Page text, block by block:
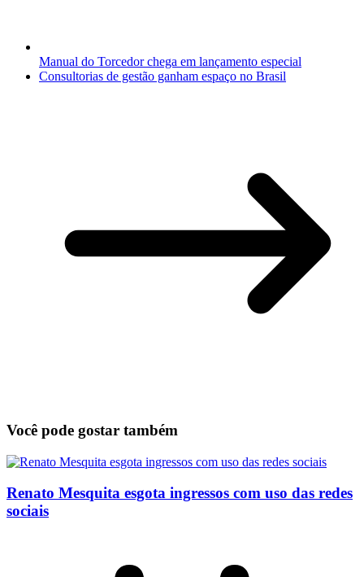
Manual do Torcedor chega em lançamento especial
Consultorias de gestão ganham espaço no Brasil
Você pode gostar também
Renato Mesquita esgota ingressos com uso das redes
sociais